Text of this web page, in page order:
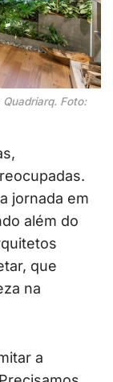
Foto:
jornada em
além do
que
na
a